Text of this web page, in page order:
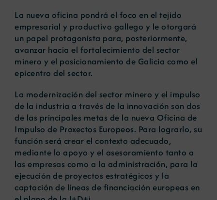
La nueva oficina pondrá el foco en el tejido
empresarial y productivo gallego y le otorgará
un papel protagonista para, posteriormente,
avanzar hacia el fortalecimiento del sector
minero y el posicionamiento de Galicia como el
epicentro del sector.
La modernización del sector minero y el impulso
de la industria a través de la innovación son dos
de las principales metas de la nueva Oficina de
Impulso de Proxectos Europeos. Para lograrlo, su
función será crear el contexto adecuado,
mediante lo apoyo y el asesoramiento tanto a
las empresas como a la administración, para la
ejecución de proyectos estratégicos y la
captación de líneas de financiación europeas en